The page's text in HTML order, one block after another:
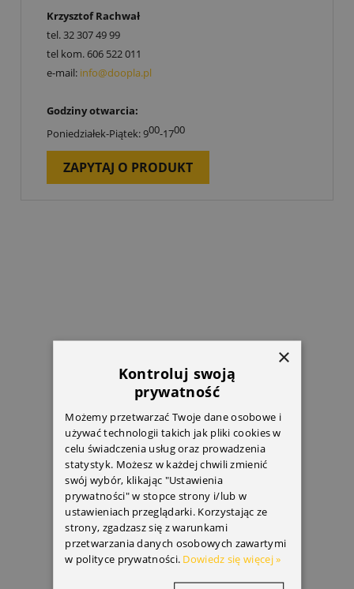
Krzysztof Rachwał
tel.32 307 49 99
tel kom.606 522 011
e-mail: info@doopla.pl
Godziny otwarcia:
Poniedziałek-Piątek: 900-1700
ZAPYTAJ O PRODUKT
×
Kontroluj swoją
prywatność
Możemy przetwarzać Twoje dane osobowe i
używać technologii takich jak pliki cookies w
celu świadczenia usług oraz prowadzenia
statystyk. Możesz w każdej chwili zmienić
swój wybór, klikając "Ustawienia
prywatności" w stopce strony i/lub w
ustawieniach przeglądarki. Korzystając ze
strony, zgadzasz się z warunkami
przetwarzania danych osobowych zawartymi
w polityce prywatności. Dowiedz się więcej »